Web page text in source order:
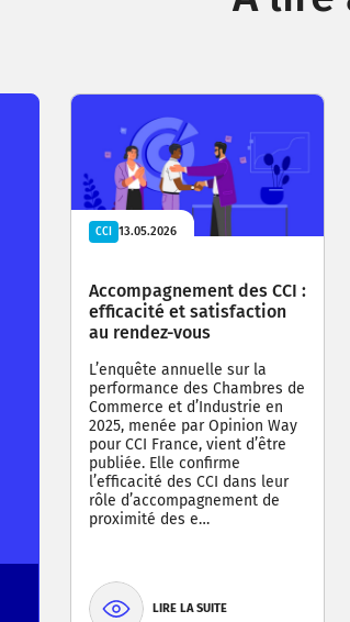
CCI 13.05.2026
Accompagnement des CCI :
efficacité et satisfaction
au rendez-vous
L’enquête annuelle sur la
performance des Chambres de
Commerce et d’Industrie en
2025, menée par Opinion Way
pour CCI France, vient d’être
publiée. Elle confirme
l’efficacité des CCI dans leur
rôle d’accompagnement de
proximité des e…
LIRE LA SUITE